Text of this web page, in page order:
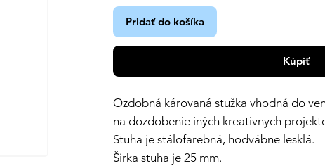
Pridať do košíka
Kúpiť
Ozdobná károvaná stužka vhodná do
na dozdobenie iných kreatívnych
Stuha je stálofarebná, hodvábne lesklá.
Širka stuha je 25 mm.